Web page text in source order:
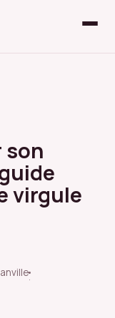
son
virgule
·